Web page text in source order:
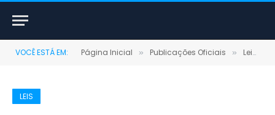
VOCÊ ESTÁ EM: Página Inicial » Publicações Oficiais » Leis
LEIS